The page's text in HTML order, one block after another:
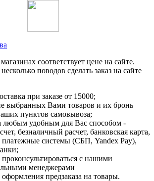
соответствует цене на сайте.
поводов сделать заказ на сайте
при заказе от 15000;
выбранных Вами товаров и их бронь
пунктов самовывоза;
любым удобным для Вас способом -
безналичный расчет, банковская карта,
платежные системы (СБП, Yandex Pay),
с нашими
менеджерами
предзаказа на товары.